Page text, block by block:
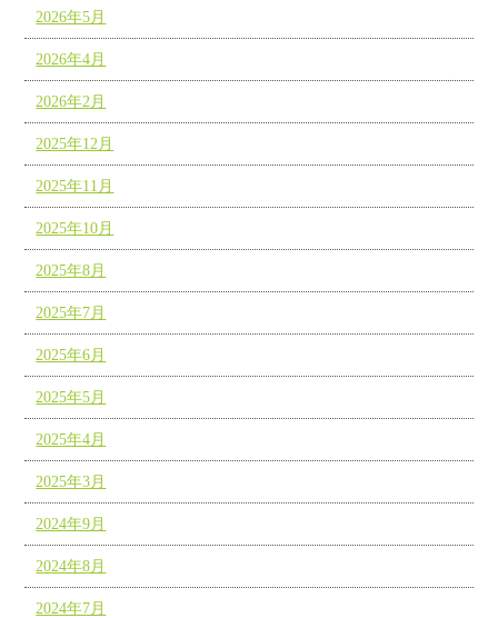
2026年5月
2026年4月
2026年2月
2025年12月
2025年11月
2025年10月
2025年8月
2025年7月
2025年6月
2025年5月
2025年4月
2025年3月
2024年9月
2024年8月
2024年7月